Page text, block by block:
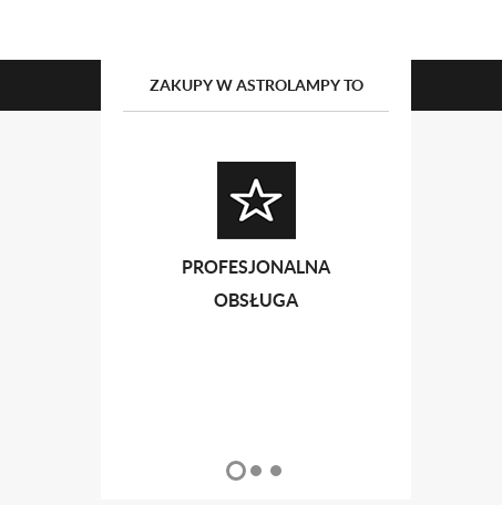
ZAKUPY W ASTROLAMPY TO
PROFESJONALNA
OBSŁUGA